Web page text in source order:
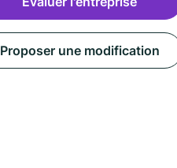
Proposer une modification